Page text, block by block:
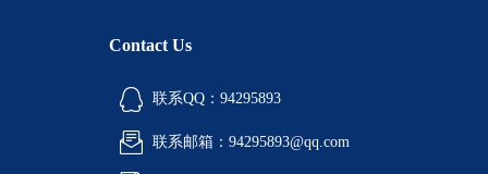
Contact Us
联系QQ：94295893
联系邮箱：94295893@qq.com